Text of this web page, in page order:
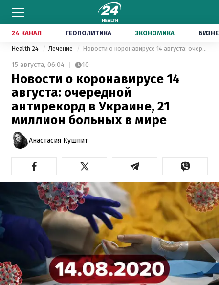
24 КАНАЛ ГЕОПОЛИТИКА ЭКОНОМИКА
Health 24 Лечение Новости о коронавирусе 14 августа: очередной антирекорд в Украине, 21 миллион больных в мире
15 августа, 06:04 10
Новости о коронавирусе 14
августа: очередной
антирекорд в Украине, 21
миллион больных в мире
Анастасия Кушпит